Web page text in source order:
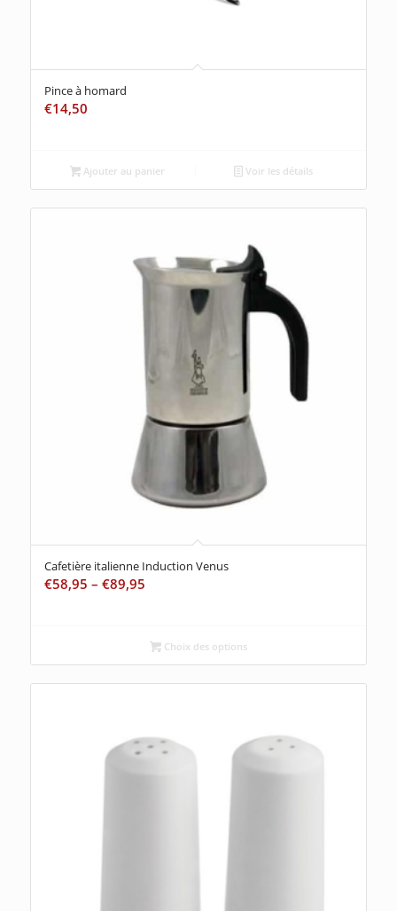
Pince à homard
€14,50
Ajouter au panier Voir les détails
Cafetière italienne Induction Venus
€58,95 – €89,95
Choix des options